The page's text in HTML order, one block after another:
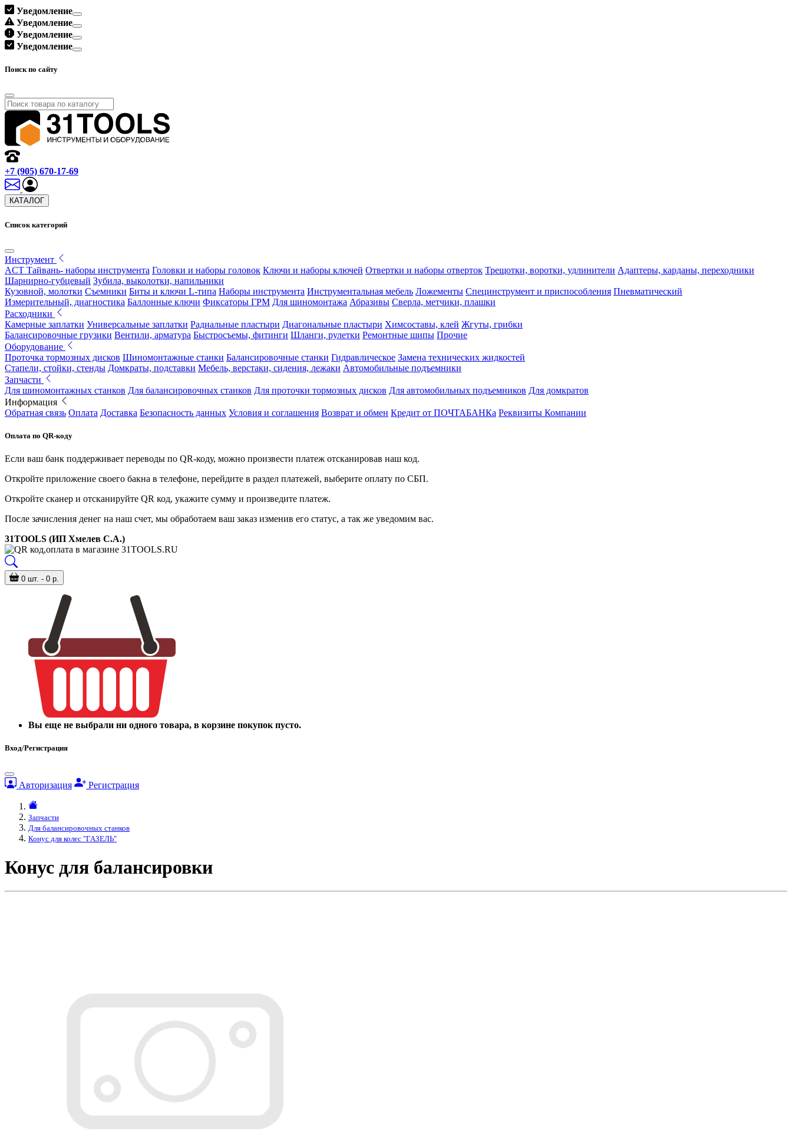
Уведомление
Уведомление
Уведомление
Уведомление
Поиск по сайту
+7 (905) 670-17-69
КАТАЛОГ
Список категорий
Инструмент
ACT Тайвань- наборы инструмента Головки и наборы головок Ключи и наборы ключей Отвертки и наборы отверток Трещотки, воротки, удлинители Адаптеры, карданы, переходники
Шарнирно-губцевый Зубила, выколотки, напильники
Кузовной, молотки Съемники Биты и ключи L-типа Наборы инструмента Инструментальная мебель Ложементы Специнструмент и приспособления Пневматический
Измерительный, диагностика Баллонные ключи Фиксаторы ГРМ Для шиномонтажа Абразивы Сверла, метчики, плашки
Расходники
Камерные заплатки Универсальные заплатки Радиальные пластыри Диагональные пластыри Химсоставы, клей Жгуты, грибки
Балансировочные грузики Вентили, арматура Быстросъемы, фитинги Шланги, рулетки Ремонтные шипы Прочие
Оборудование
Проточка тормозных дисков Шиномонтажные станки Балансировочные станки Гидравлическое Замена технических жидкостей
Стапели, стойки, стенды Домкраты, подставки Мебель, верстаки, сидения, лежаки Автомобильные подъемники
Запчасти
Для шиномонтажных станков Для балансировочных станков Для проточки тормозных дисков Для автомобильных подъемников Для домкратов
Информация
Обратная связь Оплата Доставка Безопасность данных Условия и соглашения Возврат и обмен Кредит от ПОЧТАБАНКа Реквизиты Компании
Оплата по QR-коду
Если ваш банк поддерживает переводы по QR-коду, можно произвести платеж отсканировав наш код.
Откройте приложение своего бакна в телефоне, перейдите в раздел платежей, выберите оплату по СБП.
Откройте сканер и отсканируйте QR код, укажите сумму и произведите платеж.
После зачисления денег на наш счет, мы обработаем ваш заказ изменив его статус, а так же уведомим вас.
31TOOLS (ИП Хмелев С.А.)
0 шт. - 0 р.
Вы еще не выбрали ни одного товара, в корзине покупок пусто.
Вход/Регистрация
Авторизация Регистрация
Запчасти
Для балансировочных станков
Конус для колес "ГАЗЕЛЬ"
Конус для балансировки